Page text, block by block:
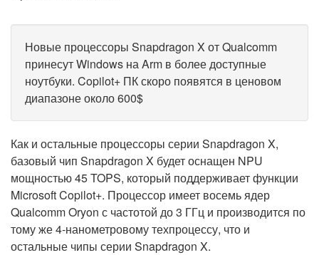
Новые процессоры Snapdragon X от Qualcomm
принесут Windows на Arm в более доступные
ноутбуки. Copilot+ ПК скоро появятся в ценовом
диапазоне около 600$
Как и остальные процессоры серии Snapdragon X,
базовый чип Snapdragon X будет оснащен NPU
мощностью 45 TOPS, который поддерживает функции
Microsoft Copilot+. Процессор имеет восемь ядер
Qualcomm Oryon с частотой до 3 ГГц и производится по
тому же 4-нанометровому техпроцессу, что и
остальные чипы серии Snapdragon X.